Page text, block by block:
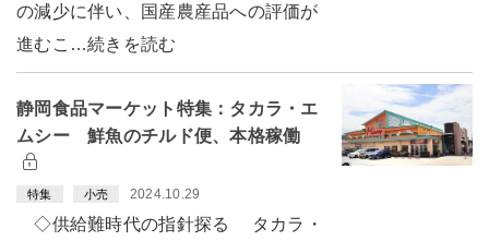
の減少に伴い、国産農産品への評価が
進むこ…続きを読む
静岡食品マーケット特集：タカラ・エ
ムシー 鮮魚のチルド便、本格稼働
特集 小売 2024.10.29
◇供給難時代の指針探る タカラ・